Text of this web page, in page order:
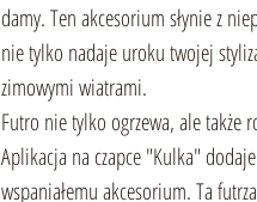
damy. Ten akcesorium słynie z
nie tylko nadaje uroku twojej
zimowymi wiatrami.
Futro nie tylko ogrzewa, ale także
Aplikacja na czapce "Kulka"
wspaniałemu akcesorium. Ta